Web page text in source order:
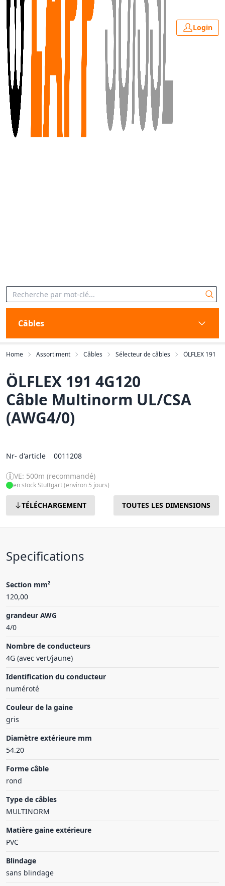
Login
Câbles
Home Assortiment Câbles Sélecteur de câbles ÖLFLEX 191
ÖLFLEX 191 4G120
Câble Multinorm UL/CSA
(AWG4/0)
Nr- d'article 0011208
VE: 500m (recommandé)
en stock Stuttgart (environ 5 jours)
TÉLÉCHARGEMENT TOUTES LES DIMENSIONS
Specifications
Section mm²
120,00
grandeur AWG
4/0
Nombre de conducteurs
4G (avec vert/jaune)
Identification du conducteur
numéroté
Couleur de la gaine
gris
Diamètre extérieure mm
54.20
Forme câble
rond
Type de câbles
MULTINORM
Matière gaine extérieure
PVC
Blindage
sans blindage